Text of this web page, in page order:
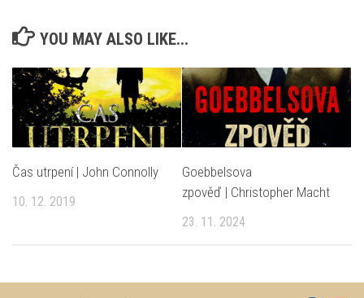
YOU MAY ALSO LIKE...
Čas utrpení | John Connolly
10. 12. 2019
Goebbelsova
zpověď | Christopher Macht
23. 11. 2024